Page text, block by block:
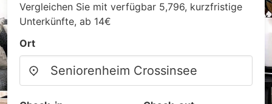
Vergleichen Sie mit verfügbar 5,796, kurzfristige
Unterkünfte, ab 14€
Ort